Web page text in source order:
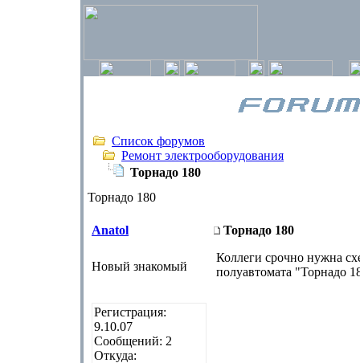
Список форумов
Ремонт электрооборудования
Торнадо 180
Торнадо 180
Anatol Торнадо 180
Новый знакомый
Регистрация:
9.10.07
Сообщений: 2
Откуда:
Коллеги срочно нужна
полуавтомата "Торнадо